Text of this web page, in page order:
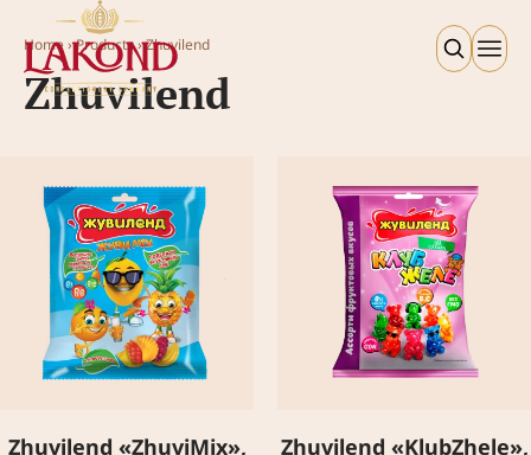
Home›Products›Zhuvilend
Zhuvilend
Zhuvilend «ZhuviMix»,
Zhuvilend «KlubZhele»,